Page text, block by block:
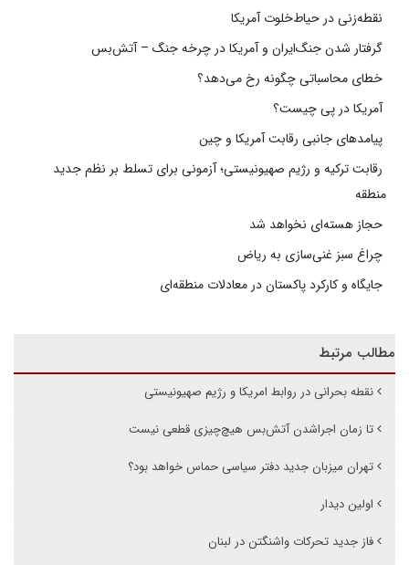
نقطه‌زنی در حیاط‌خلوت آمریکا
گرفتار شدن جنگ‌ایران و آمریکا در چرخه جنگ – آتش‌بس
خطای محاسباتی چگونه رخ می‌دهد؟
آمریکا در پی چیست؟
پیامدهای جانبی رقابت آمریکا و چین
رقابت ترکیه و رژیم صهیونیستی؛ آزمونی برای تسلط بر نظم جدید
منطقه
حجاز هسته‌ای نخواهد شد
چراغ سبز غنی‌سازی به ریاض
جایگاه و کارکرد پاکستان در معادلات منطقه‌ای
مطالب مرتبط
نقطه بحرانی در روابط امریکا و رژیم صهیونیستی
تا زمان اجراشدن آتش‌بس هیچ‌چیزی قطعی نیست
تهران میزبان جدید دفتر سیاسی حماس خواهد بود؟‌
اولین دیدار
فاز جدید تحرکات واشنگتن در لبنان